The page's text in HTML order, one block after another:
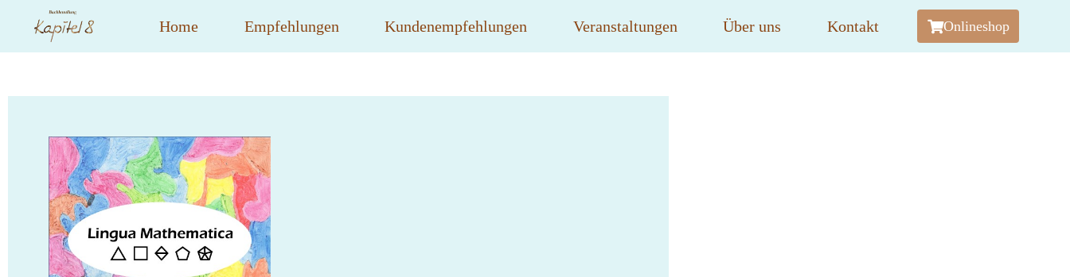
Home Empfehlungen Kundenempfehlungen Veranstaltungen Über uns Kontakt Onlineshop